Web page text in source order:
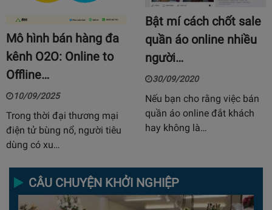
Mô hình bán hàng đa
kênh O2O: Online to
Offline…
10/09/2025
Trong thời đại thương mại
điện tử bùng nổ, người tiêu
dùng có xu…
Bật mí cách chốt sale
quần áo online nhiều
người…
30/09/2020
Nếu bạn cho rằng việc bán
quần áo online đắt khách
hay không là…
CÂU CHUYỆN KHỞI NGHIỆP